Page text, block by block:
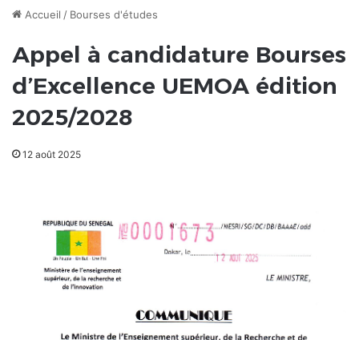
Accueil / Bourses d'études
Appel à candidature Bourses
d’Excellence UEMOA édition
2025/2028
12 août 2025